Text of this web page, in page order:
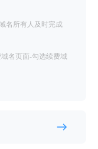
名所有人及时完成
名页面-勾选续费域